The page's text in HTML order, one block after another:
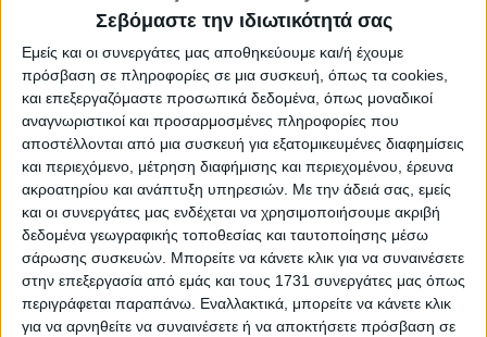
Σεβόμαστε την ιδιωτικότητά σας
Εμείς και οι συνεργάτες μας αποθηκεύουμε και/ή έχουμε
πρόσβαση σε πληροφορίες σε μια συσκευή, όπως τα cookies,
και επεξεργαζόμαστε προσωπικά δεδομένα, όπως μοναδικοί
αναγνωριστικοί και προσαρμοσμένες πληροφορίες που
αποστέλλονται από μια συσκευή για εξατομικευμένες διαφημίσεις
και περιεχόμενο, μέτρηση διαφήμισης και περιεχομένου, έρευνα
ακροατηρίου και ανάπτυξη υπηρεσιών. Με την άδειά σας, εμείς
και οι συνεργάτες μας ενδέχεται να χρησιμοποιήσουμε ακριβή
δεδομένα γεωγραφικής τοποθεσίας και ταυτοποίησης μέσω
σάρωσης συσκευών. Μπορείτε να κάνετε κλικ για να συναινέσετε
στην επεξεργασία από εμάς και τους 1731 συνεργάτες μας όπως
περιγράφεται παραπάνω. Εναλλακτικά, μπορείτε να κάνετε κλικ
για να αρνηθείτε να συναινέσετε ή να αποκτήσετε πρόσβαση σε
Elxis RO025-9164ELX
€ 25,00
ΛΕΠΤΟΜΕΡΕΙΕΣ